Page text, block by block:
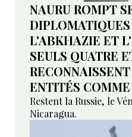
NAURU ROMPT
DIPLOMATIQUES
L'ABKHAZIE ET
SEULS QUATRE
ENTITÉS
Restent la Russie, le
Nicaragua.